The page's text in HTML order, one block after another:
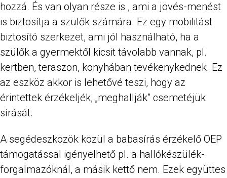
hozzá. És van olyan része is , ami a jövés-menést
is biztosítja a szülők számára. Ez egy mobilitást
biztosító szerkezet, ami jól használható, ha a
szülők a gyermektől kicsit távolabb vannak, pl.
kertben, teraszon, konyhában tevékenykednek. Ez
az eszköz akkor is lehetővé teszi, hogy az
érintettek érzékeljék, „meghallják” csemetéjük
sírását.
A segédeszközök közül a babasírás érzékelő OEP
támogatással igényelhető pl. a hallókészülék-
forgalmazóknál, a másik kettő nem. Ezek együttes